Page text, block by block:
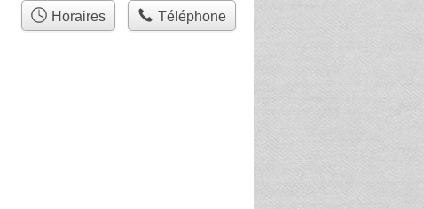
Horaires Téléphone